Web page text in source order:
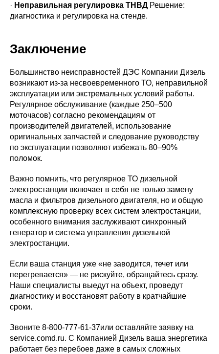
· Неправильная регулировка ТНВДРешение:
диагностика и регулировка на стенде.
Заключение
Большинство неисправностей ДЭС Компании Дизель
возникают из-за несвоевременного ТО, неправильной
эксплуатации или экстремальных условий работы.
Регулярное обслуживание (каждые 250–500
моточасов) согласно рекомендациям от
производителей двигателей, использование
оригинальных запчастей и следование руководству
по эксплуатации позволяют избежать 80–90%
поломок.
Важно помнить, что регулярное ТО дизельной
электростанции включает в себя не только замену
масла и фильтров дизельного двигателя, но и общую
комплексную проверку всех систем электростанции,
особенного внимания заслуживают синхронный
генератор и система управления дизельной
электростанции.
Если ваша станция уже «не заводится, течет или
перегревается» — не рискуйте, обращайтесь сразу.
Наши специалисты выедут на объект, проведут
диагностику и восстановят работу в кратчайшие
сроки.
Звоните 8-800-777-61-37или оставляйте заявку на
service.comd.ru. С Компанией Дизель ваша энергетика
работает без перебоев даже в самых сложных